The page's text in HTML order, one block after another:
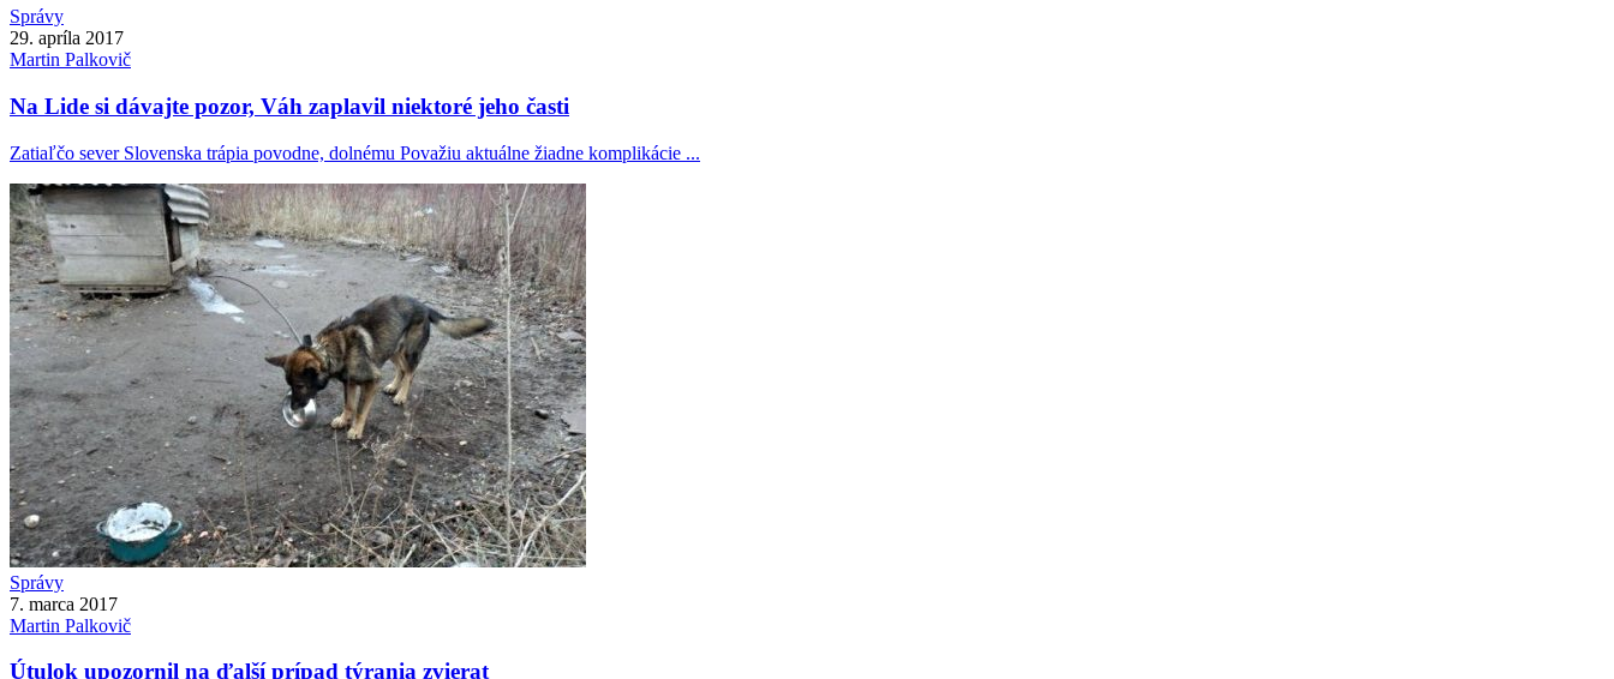
Správy
29. apríla 2017
Martin Palkovič
Na Lide si dávajte pozor, Váh zaplavil niektoré jeho časti
Zatiaľčo sever Slovenska trápia povodne, dolnému Považiu aktuálne žiadne komplikácie ...
Správy
7. marca 2017
Martin Palkovič
Útulok upozornil na ďalší prípad týrania zvierat